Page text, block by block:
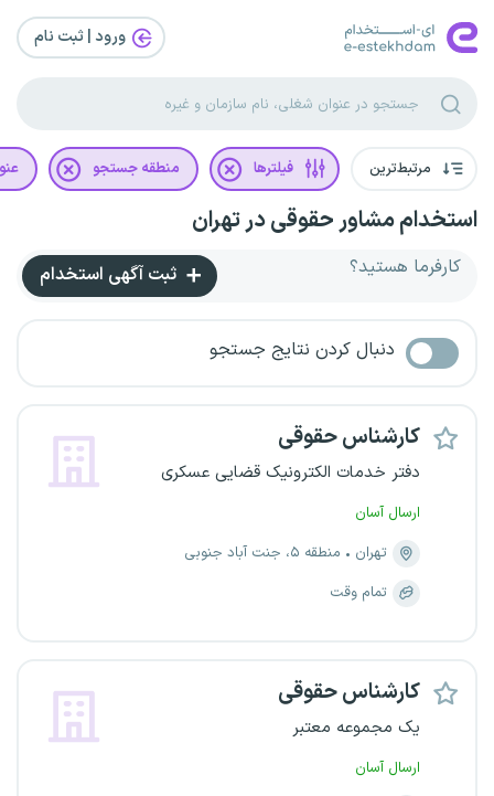
ورود | ثبت‌ نام
مرتبط‌ترین فیلترها منطقه جستجو
استخدام مشاور حقوقی در تهران
کارفرما هستید؟ ثبت آگهی استخدام
دنبال کردن نتایج جستجو
کارشناس حقوقی
دفتر خدمات الکترونیک قضایی عسکری
ارسال آسان
تهران
منطقه ۵، جنت آباد جنوبی
تمام وقت
کارشناس حقوقی
یک مجموعه معتبر
ارسال آسان